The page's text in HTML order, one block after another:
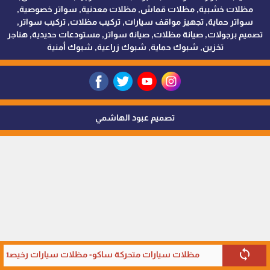
sync مظلات سيارات متحركة ساكو- مظلات سيارات رخيصة
مظلات خشبية, مظلات قماش, مظلات معدنية, سواتر خصوصية,
سواتر حماية, تجهيز مواقف سيارات, تركيب مظلات, تركيب سواتر,
تصميم برجولات, صيانة مظلات, صيانة سواتر, مستودعات حديدية, هناجر
تخزين, شبوك حماية, شبوك زراعية, شبوك أمنية
تصميم عبود الهاشمي